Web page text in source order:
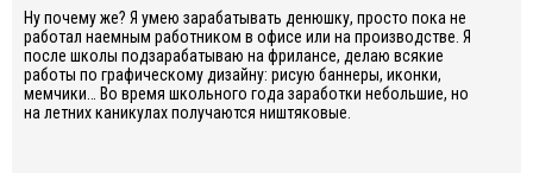
Ну почему же? Я умею зарабатывать денюшку, просто пока не
работал наемным работником в офисе или на производстве. Я
после школы подзарабатываю на фрилансе, делаю всякие
работы по графическому дизайну: рисую баннеры, иконки,
мемчики… Во время школьного года заработки небольшие, но
на летних каникулах получаются ништяковые.